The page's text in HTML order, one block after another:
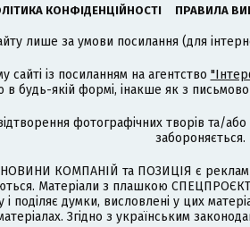
КОНФІДЕНЦІЙНОСТІ ПРАВИЛА
лише за умови посилання (для
сайті із посиланням на агентство
будь-якій формі, інакше як з
фотографічних творів та/
забороняється.
НОВИНИ КОМПАНІЙ та ПОЗИЦІЯ є
Матеріали з плашкою
поділяє думки, висловлені у цих
Згідно з українським